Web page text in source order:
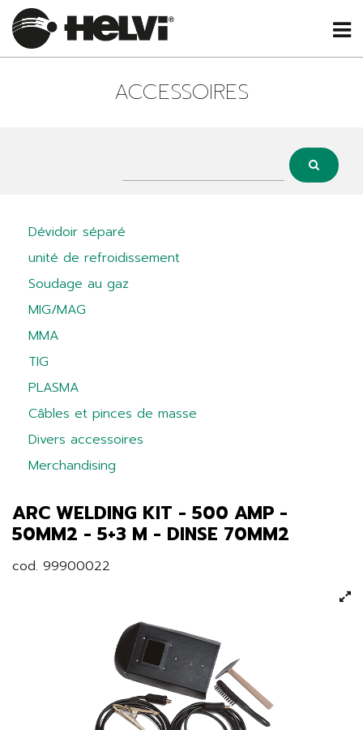
ACCESSOIRES
Dévidoir séparé
unité de refroidissement
Soudage au gaz
MIG/MAG
MMA
TIG
PLASMA
Câbles et pinces de masse
Divers accessoires
Merchandising
ARC WELDING KIT - 500 AMP -
50MM2 - 5+3 M - DINSE 70MM2
cod. 99900022